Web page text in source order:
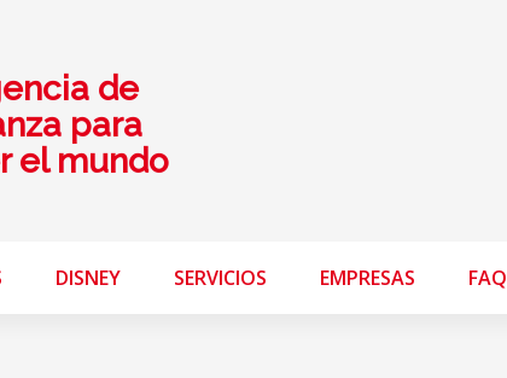
de
para
el mundo
DISNEY SERVICIOS EMPRESAS FAQ